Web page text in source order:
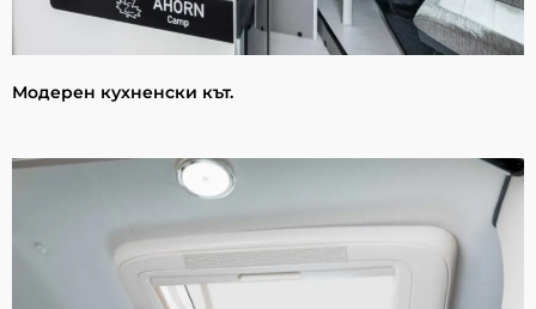
Модерен кухненски кът.